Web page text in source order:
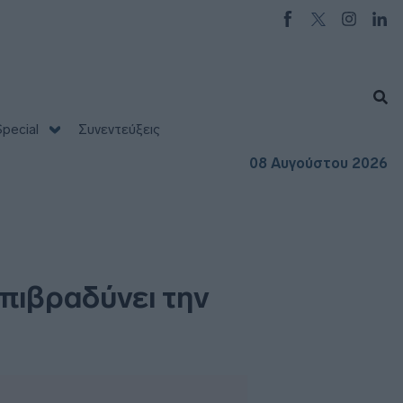
Συνεντεύξεις
08 Αυγούστου 2026
την